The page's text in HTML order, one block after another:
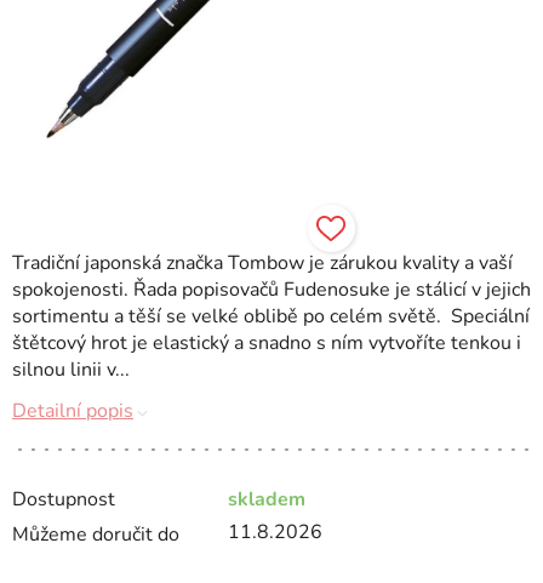
Dostupnost
skladem
Můžeme doručit do
11.8.2026
Tradiční japonská značka Tombow je zárukou kvality a vaší
spokojenosti. Řada popisovačů Fudenosuke je stálicí v jejich
sortimentu a těší se velké oblibě po celém světě. Speciální
štětcový hrot je elastický a snadno s ním vytvoříte tenkou i
silnou linii v...
Detailní popis